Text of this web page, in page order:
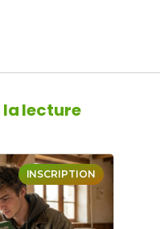
la lecture
INSCRIPTION